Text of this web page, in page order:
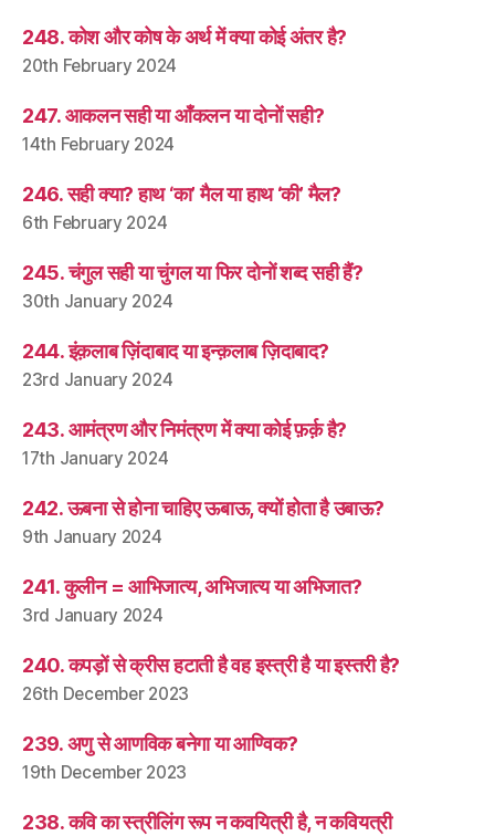
248. कोश और कोष के अर्थ में क्या कोई अंतर है?
20th February 2024
247. आकलन सही या आँकलन या दोनों सही?
14th February 2024
246. सही क्या? हाथ ‘का’ मैल या हाथ ‘की’ मैल?
6th February 2024
245. चंगुल सही या चुंगल या फिर दोनों शब्द सही हैं?
30th January 2024
244. इंक़लाब ज़िंदाबाद या इन्क़लाब ज़िदाबाद?
23rd January 2024
243. आमंत्रण और निमंत्रण में क्या कोई फ़र्क़ है?
17th January 2024
242. ऊबना से होना चाहिए ऊबाऊ, क्यों होता है उबाऊ?
9th January 2024
241. कुलीन = आभिजात्य, अभिजात्य या अभिजात?
3rd January 2024
240. कपड़ों से क्रीस हटाती है वह इस्त्री है या इस्तरी है?
26th December 2023
239. अणु से आणविक बनेगा या आण्विक?
19th December 2023
238. कवि का स्त्रीलिंग रूप न कवयित्री है, न कवियत्री